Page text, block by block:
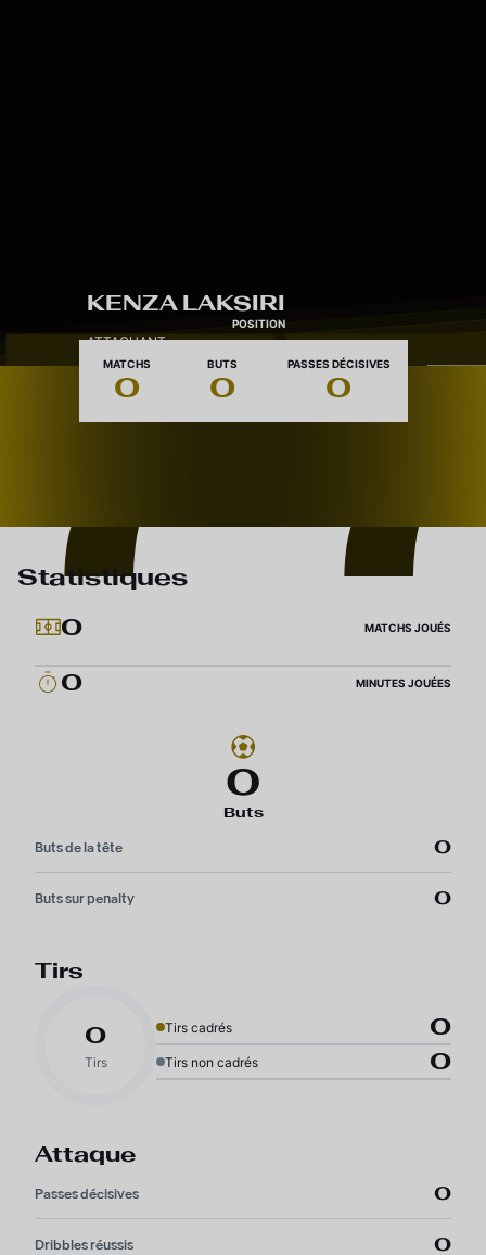
KENZA LAKSIRI
POSITION
ATTAQUANT
MATCHS
0
BUTS
0
PASSES DÉCISIVES
0
Statistiques
0
MATCHS JOUÉS
0 MINUTES JOUÉES
0
Buts
Buts de la tête 0
Buts sur penalty 0
Tirs
0
Tirs
Tirs cadrés 0
Tirs non cadrés 0
Attaque
Passes décisives 0
Dribbles réussis 0